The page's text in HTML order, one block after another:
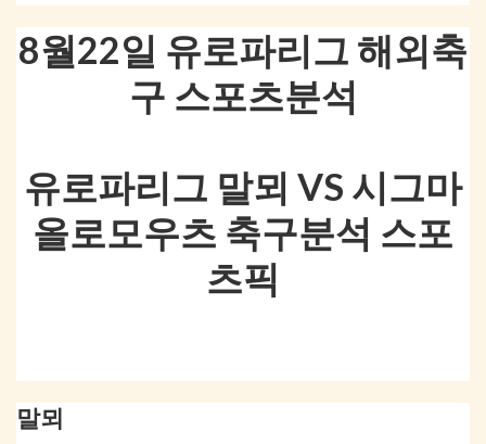
8월22일 유로파리그 해외축
구 스포츠분석
유로파리그 말뫼 VS 시그마
올로모우츠 축구분석 스포
츠픽
말뫼